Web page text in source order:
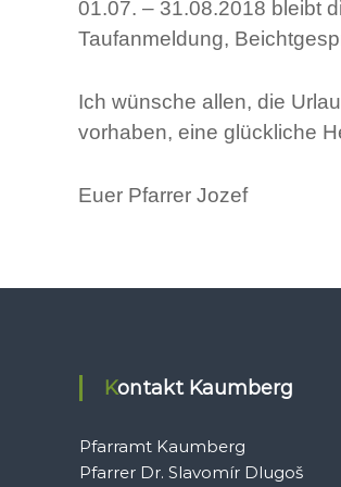
01.07. – 31.08.2018 bleibt
Taufanmeldung,
Ich wünsche allen, die
vorhaben, eine glückliche
Euer Pfarrer Jozef
Kontakt Kaumberg
Pfarramt Kaumberg
Pfarrer Dr. Slavomír Dlugoš